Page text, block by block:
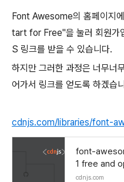
Font Awesome의 홈페이지
tart for Free"을 눌러 회원가
S 링크를 받을 수 있습니다.
하지만 그러한 과정은 너무너
어가서 링크를 얻도록 하겠습
cdnjs.com/libraries/font-
font-
1 free and
life easier
cdnjs.com